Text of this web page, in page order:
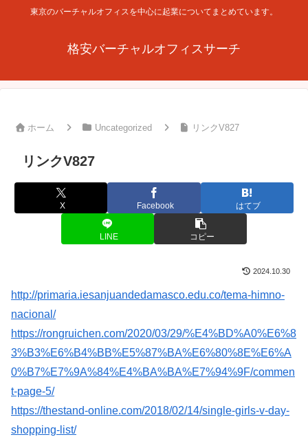
東京のバーチャルオフィスを中心に起業についてまとめています。
格安バーチャルオフィスサーチ
ホーム Uncategorized リンクV827
リンクV827
X Facebook はてブ
LINE コピー
2024.10.30
http://primaria.iesanjuandedamasco.edu.co/tema-himno-
nacional/
https://rongruichen.com/2020/03/29/%E4%BD%A0%E6%8
3%B3%E6%B4%BB%E5%87%BA%E6%80%8E%E6%A
0%B7%E7%9A%84%E4%BA%BA%E7%94%9F/commen
t-page-5/
https://thestand-online.com/2018/02/14/single-girls-v-day-
shopping-list/